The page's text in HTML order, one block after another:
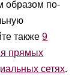
образом по-
также9
прямых
сетях.